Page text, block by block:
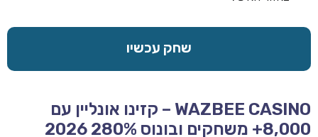
שחק עכשיו
WAZBEE CASINO – קזינו אונליין עם
8,000+ משחקים ובונוס 280% 2026